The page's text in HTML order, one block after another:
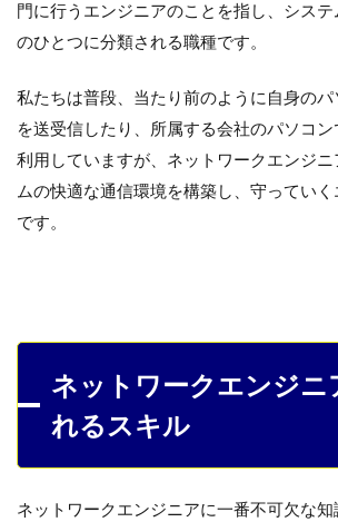
門に行うエンジニアのことを指し、シス
のひとつに分類される職種です。
私たちは普段、当たり前のように自身の
を送受信したり、所属する会社のパソコ
利用していますが、ネットワークエンジ
ムの快適な通信環境を構築し、守ってい
です。
ネットワークエンジニ
れるスキル
ネットワークエンジニアに一番不可欠な知